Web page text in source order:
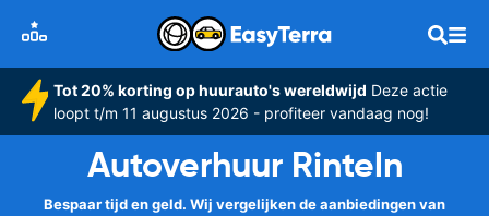
Tot 20% korting op huurauto's wereldwijd Deze actie
loopt t/m 11 augustus 2026 - profiteer vandaag nog!
Autoverhuur Rinteln
Bespaar tijd en geld. Wij vergelijken de aanbiedingen van